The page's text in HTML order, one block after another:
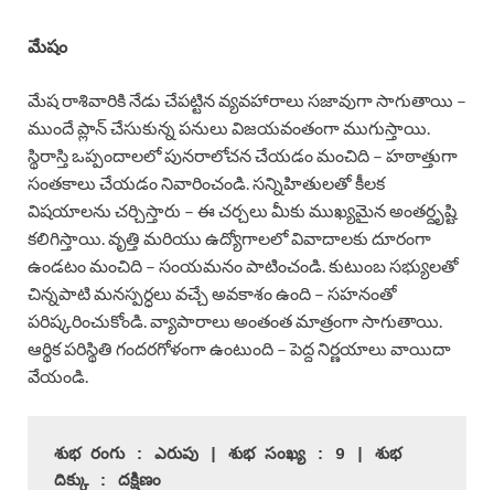
మేషం
మేష రాశివారికి నేడు చేపట్టిన వ్యవహారాలు సజావుగా సాగుతాయి –
ముందే ప్లాన్ చేసుకున్న పనులు విజయవంతంగా ముగుస్తాయి.
స్థిరాస్తి ఒప్పందాలలో పునరాలోచన చేయడం మంచిది – హఠాత్తుగా
సంతకాలు చేయడం నివారించండి. సన్నిహితులతో కీలక
విషయాలను చర్చిస్తారు – ఈ చర్చలు మీకు ముఖ్యమైన అంతర్దృష్టి
కలిగిస్తాయి. వృత్తి మరియు ఉద్యోగాలలో వివాదాలకు దూరంగా
ఉండటం మంచిది – సంయమనం పాటించండి. కుటుంబ సభ్యులతో
చిన్నపాటి మనస్పర్ధలు వచ్చే అవకాశం ఉంది – సహనంతో
పరిష్కరించుకోండి. వ్యాపారాలు అంతంత మాత్రంగా సాగుతాయి.
ఆర్థిక పరిస్థితి గందరగోళంగా ఉంటుంది – పెద్ద నిర్ణయాలు వాయిదా
వేయండి.
శుభ రంగు : ఎరుపు | శుభ సంఖ్య : 9 | శుభ
దిక్కు : దక్షిణం